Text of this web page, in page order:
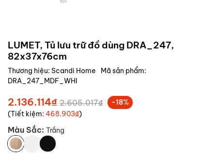
LUMET, Tủ lưu trữ đồ dùng DRA_247,
82x37x76cm
Thương hiệu: Scandi Home
Mã sản phẩm:
DRA_247_MDF_WHI
2.136.114₫ 2.605.017₫
-18%
(Tiết kiệm: 468.903₫)
Màu Sắc: Trắng